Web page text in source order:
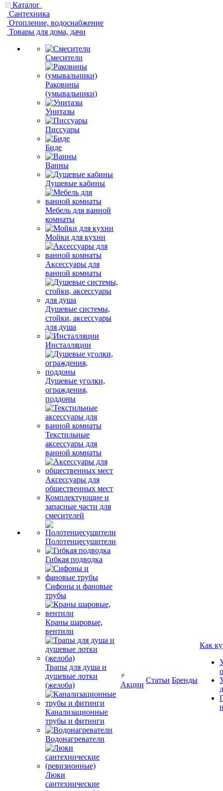
Каталог
Сантехника
Отопление, водоснабжение
Товары для дома, дачи
Смесители
Раковины
(умывальники)
Унитазы
Писсуары
Биде
Ванны
Душевые кабины
Мебель для ванной
комнаты
Мойки для кухни
Аксессуары для
ванной комнаты
Душевые системы,
стойки, аксессуары
для душа
Инсталляции
Душевые уголки,
ограждения,
поддоны
Текстильные
аксессуары для
ванной комнаты
Аксессуары для
общественных мест
Комплектующие и
запасные части для
смесителей
Полотенцесушители
Гибкая подводка
Сифоны и фановые
трубы
Краны шаровые,
вентили
Трапы для душа и
душевые лотки
(желоба)
Канализационные
трубы и фитинги
Водонагреватели
Люки
сантехнические
Акции
Статьи Бренды
Как